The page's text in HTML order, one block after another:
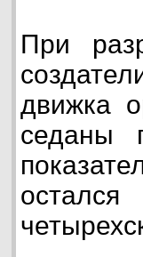
При
движка
седаны